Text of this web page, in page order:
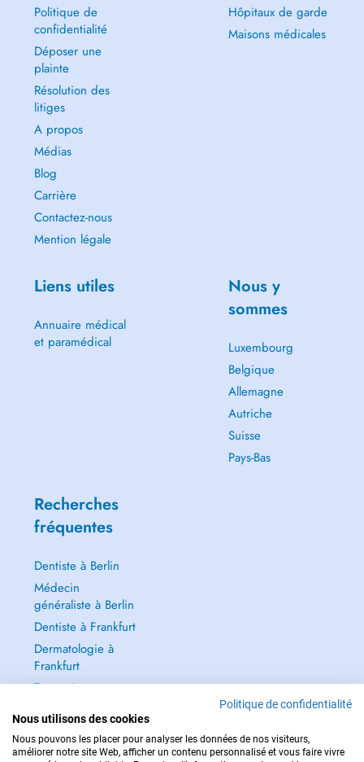
Politique de
confidentialité
Déposer une
plainte
Résolution des
litiges
A propos
Médias
Blog
Carrière
Contactez-nous
Mention légale
Hôpitaux de garde
Maisons médicales
Liens utiles
Annuaire médical
et paramédical
Nous y
sommes
Luxembourg
Belgique
Allemagne
Autriche
Suisse
Pays-Bas
Recherches
fréquentes
Dentiste à Berlin
Médecin
généraliste à Berlin
Dentiste à Frankfurt
Dermatologie à
Frankfurt
Tout voir →
Politique de confidentialité
Nous utilisons des cookies
Nous pouvons les placer pour analyser les données de nos visiteurs,
améliorer notre site Web, afficher un contenu personnalisé et vous faire vivre